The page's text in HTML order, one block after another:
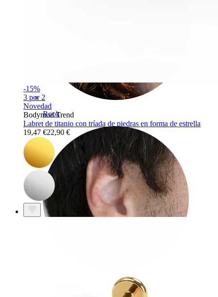
Rook
-15%
3 por 2
Novedad
Bodymod Trend
Labret de titanio con tríada de piedras en forma de estrella
19,47 €22,90 €